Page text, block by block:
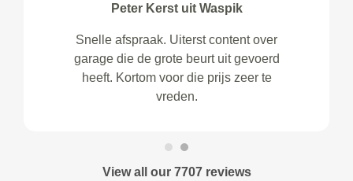
Peter Kerst uit Waspik
Snelle afspraak. Uiterst content over
garage die de grote beurt uit gevoerd
heeft. Kortom voor die prijs zeer te
vreden.
View all our 7707 reviews